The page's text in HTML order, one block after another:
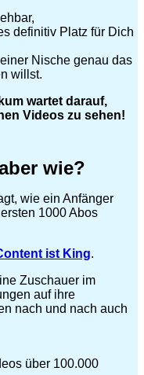
definitiv Platz für Dich
Nische genau das
willst.
wartet darauf,
Videos zu sehen!
wie?
wie ein Anfänger
1000 Abos
ist King.
Zuschauer im
auf ihre
nach und nach auch
über 100.000